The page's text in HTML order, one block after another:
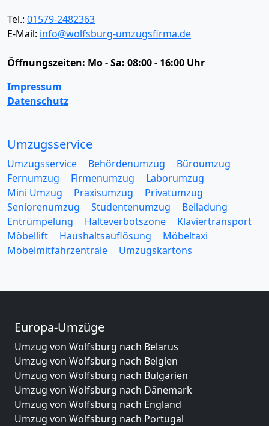
Tel.: 01579-2482363
E-Mail: info@wolfsburg-umzugsfirma.de
Öffnungszeiten: Mo - Sa: 08:00 - 16:00 Uhr
Impressum
Datenschutz
Umzugsservice
Umzugsservice Behördenumzug
Büroumzug
Fernumzug
Firmenumzug
Laborumzug
Mini Umzug
Praxisumzug
Privatumzug
Seniorenumzug
Studentenumzug
Beiladung
Entrümpelung
Halteverbotszone
Klaviertransport
Möbellift
Haushaltsauflösung
Möbeltaxi
Möbelmitfahrzentrale
Umzugskartons
Europa-Umzüge
Umzug von Wolfsburg nach Belarus
Umzug von Wolfsburg nach Belgien
Umzug von Wolfsburg nach Bulgarien
Umzug von Wolfsburg nach Dänemark
Umzug von Wolfsburg nach England
Umzug von Wolfsburg nach Portugal